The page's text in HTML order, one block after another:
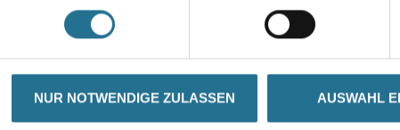
NUR NOTWENDIGE ZULASSEN AUSWAHL
Keine Sorge, wir pinseln schon an der Lösung und
Erkunden Sie in der Zwischenzeit unseren